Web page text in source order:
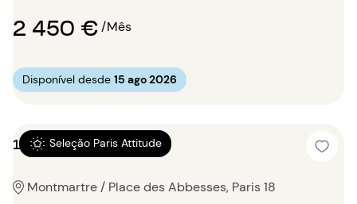
2 450 €/Mês
Disponível desde 15 ago 2026
Seleção Paris Attitude
1 quarto 48.25m²
Montmartre / Place des Abbesses, Paris 18